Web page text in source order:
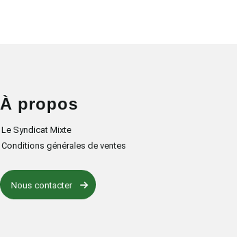
À propos
Le Syndicat Mixte
Conditions générales de ventes
Nous contacter